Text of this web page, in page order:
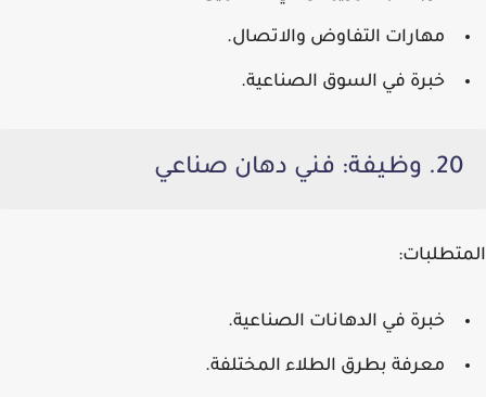
مهارات التفاوض والاتصال.
خبرة في السوق الصناعية.
20. وظيفة: فني دهان صناعي
المتطلبات:
خبرة في الدهانات الصناعية.
معرفة بطرق الطلاء المختلفة.